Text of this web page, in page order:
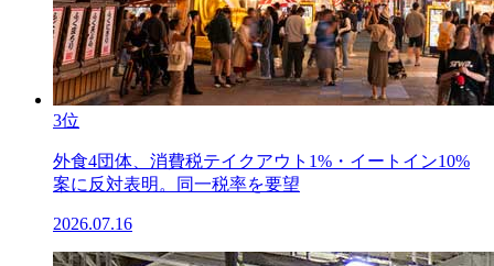
3位
外食4団体、消費税テイクアウト1%・イートイン10%
案に反対表明。同一税率を要望
2026.07.16